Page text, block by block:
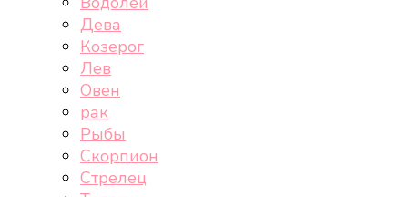
Дева
Козерог
Лев
Овен
рак
Рыбы
Скорпион
Стрелец